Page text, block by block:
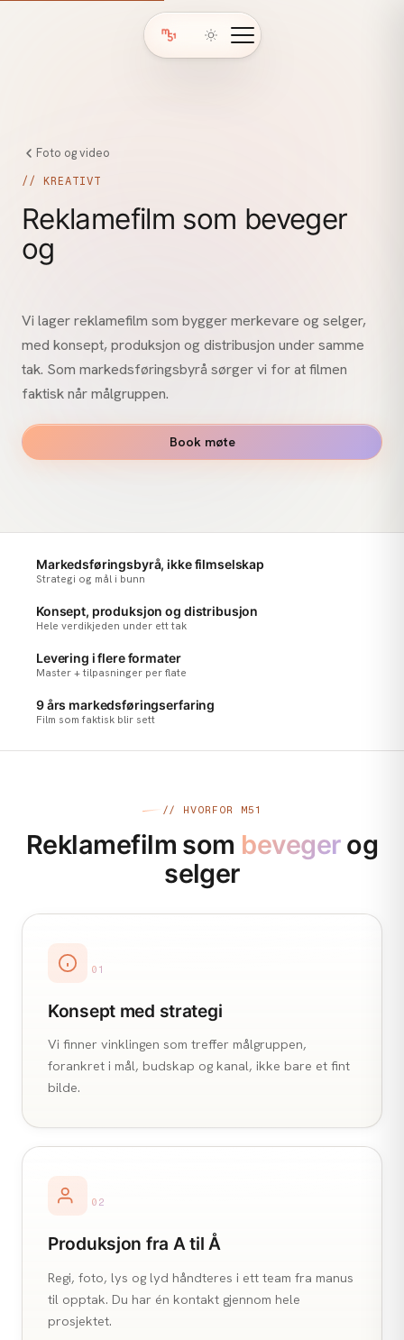
SCENE 01
TAKE
Foto og video
// KREATIVT
Reklamefilm som beveger
og
Vi lager reklamefilm som bygger merkevare og selger,
med konsept, produksjon og distribusjon under samme
tak. Som markedsføringsbyrå sørger vi for at filmen
faktisk når målgruppen.
Book møte
Markedsføringsbyrå, ikke filmselskap
Strategi og mål i bunn
Konsept, produksjon og distribusjon
Hele verdikjeden under ett tak
Levering i flere formater
Master + tilpasninger per flate
9 års markedsføringserfaring
Film som faktisk blir sett
// HVORFOR M51
Reklamefilm som bevegerog
selger
01
Konsept med strategi
Vi finner vinklingen som treffer målgruppen,
forankret i mål, budskap og kanal, ikke bare et fint
bilde.
02
Produksjon fra A til Å
Regi, foto, lys og lyd håndteres i ett team fra manus
til opptak. Du har én kontakt gjennom hele
prosjektet.